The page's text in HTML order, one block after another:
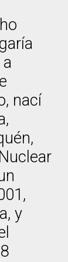
nací
y